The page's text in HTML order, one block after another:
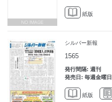
紙版
シルバー新報
1565
発行間隔: 週刊
発売日: 毎週金曜日
紙版